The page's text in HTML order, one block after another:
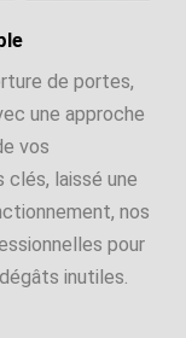
de portes,
une approche
vos
clés, laissé une
nos
pour
inutiles.